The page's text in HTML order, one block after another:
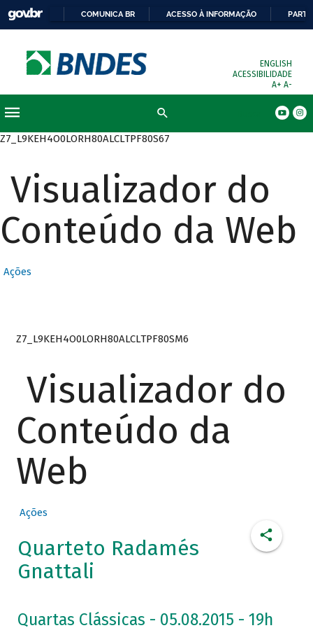
COMUNICA BR ACESSO À INFORMAÇÃO
ENGLISH
ACESSIBILIDADE
A+ A-
Z7_L9KEH4O0LORH80ALCLTPF80S67
Visualizador do
Conteúdo da Web
Ações
Z7_L9KEH4O0LORH80ALCLTPF80SM6
Visualizador do
Conteúdo da
Web
Ações
Quarteto Radamés
Gnattali
Quartas Clássicas - 05.08.2015 - 19h